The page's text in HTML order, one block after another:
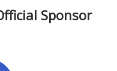
Sponsor